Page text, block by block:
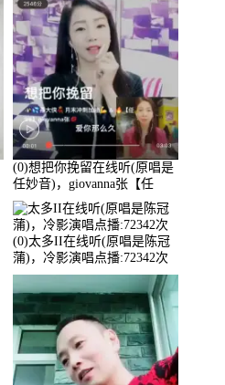
(0)想把你挽留在线听(原唱是
任妙音)，giovanna张【任
96】演唱点播:60173次
(0)太多II在线听(原唱是陈冠
蒲)，冷影演唱点播:72342次